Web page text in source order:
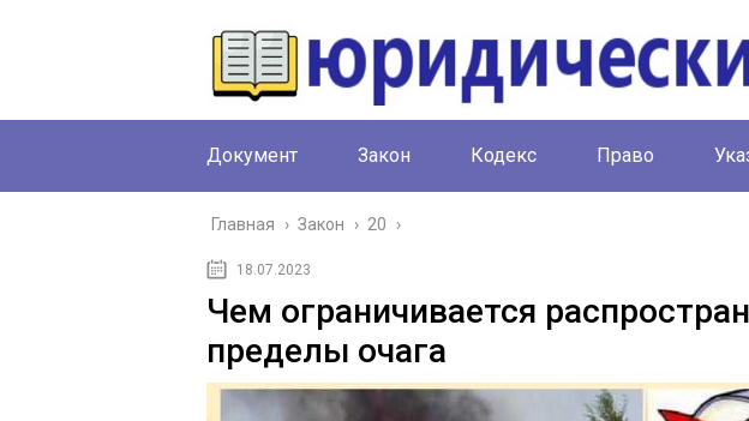
Документ Закон Кодекс Право
Главная › Закон › 20 ›
18.07.2023
Чем ограничивается
пределы очага